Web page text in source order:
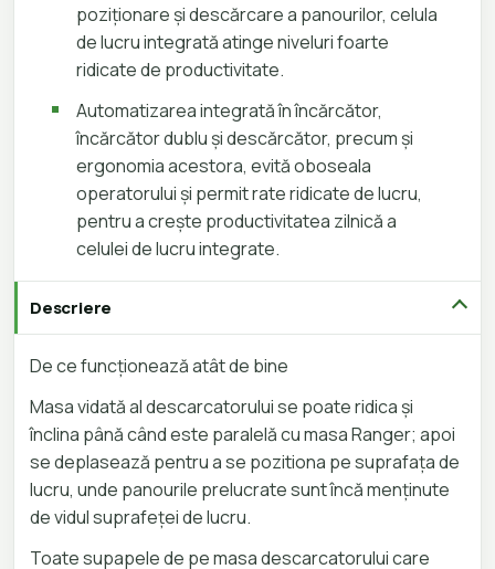
poziționare și descărcare a panourilor, celula
de lucru integrată atinge niveluri foarte
ridicate de productivitate.
Automatizarea integrată în încărcător,
încărcător dublu și descărcător, precum și
ergonomia acestora, evită oboseala
operatorului și permit rate ridicate de lucru,
pentru a crește productivitatea zilnică a
celulei de lucru integrate.
Descriere
De ce funcționează atât de bine
Masa vidată al descarcatorului se poate ridica și
înclina până când este paralelă cu masa Ranger; apoi
se deplasează pentru a se pozitiona pe suprafața de
lucru, unde panourile prelucrate sunt încă menținute
de vidul suprafeței de lucru.
Toate supapele de pe masa descarcatorului care